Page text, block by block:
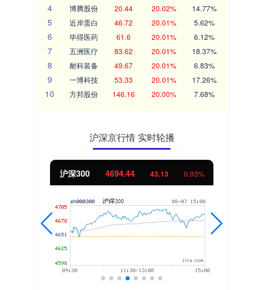
4 博腾股份 20.44 20.02% 14.77%
5 近岸蛋白 46.72 20.01% 5.62%
6 毕得医药 61.6 20.01% 6.12%
7 五洲医疗 83.62 20.01% 18.37%
8 耐科装备 49.67 20.01% 6.83%
9 一博科技 53.33 20.01% 17.26%
10 方邦股份 146.16 20.00% 7.68%
沪深京行情 实时轮播
北证50 1134.24 11.37 1.01%